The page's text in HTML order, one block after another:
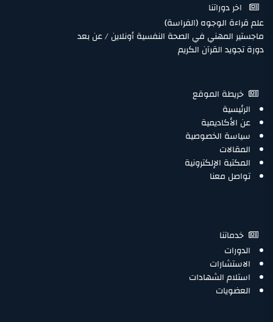
اخر دوراتنا
علم قراءة الوجوه (الفراسة)
ماجستير المهني في الصحة النفسية أونلاين / عن بعد
دورة تجويد القرآن الكريم
خريطة الموقع
الرئيسية
عن الأكاديمية
سياسة الخصوصية
المقالات
المكتبة الإلكترونية
تواصل معنا
خدماتنا
الدورات
الاستشارات
استلام الشهادات
العضويات